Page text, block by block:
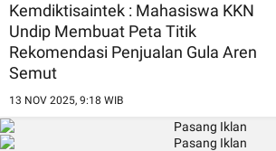
Kemdiktisaintek : Mahasiswa KKN
Undip Membuat Peta Titik
Rekomendasi Penjualan Gula Aren
Semut
13 NOV 2025, 9:18 WIB